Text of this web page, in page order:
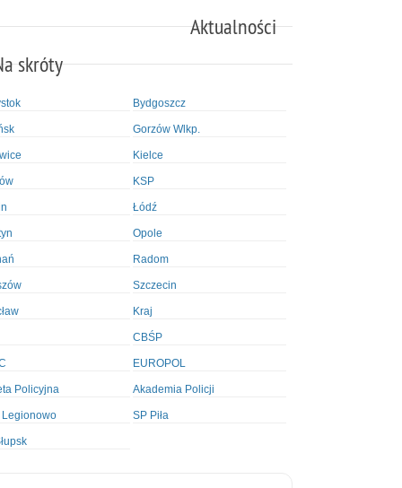
Aktualności
skróty
Bydgoszcz
Gorzów Wlkp.
Kielce
KSP
Łódź
Opole
Radom
Szczecin
Kraj
CBŚP
EUROPOL
Policyjna Akademia Policji
Legionowo SP Piła